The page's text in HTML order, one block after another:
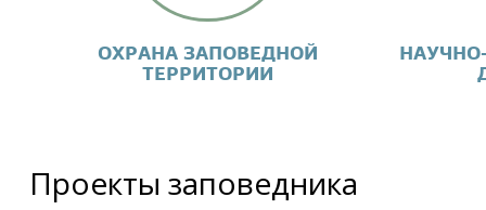
ОХРАНА ЗАПОВЕДНОЙ
ТЕРРИТОРИИ
Проекты заповедника